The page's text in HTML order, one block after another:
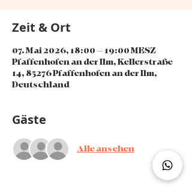
Zeit & Ort
07. Mai 2026, 18:00 – 19:00 MESZ
Pfaffenhofen an der Ilm, Kellerstraße
14, 85276 Pfaffenhofen an der Ilm,
Deutschland
Gäste
Alle ansehen